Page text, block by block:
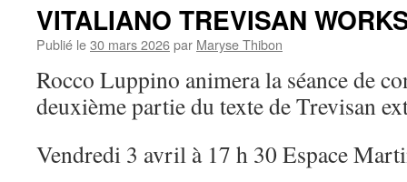
VITALIANO TREVISAN
Publié le30 mars 2026par Maryse Thibon
Rocco Luppino animera la séance de
deuxième partie du texte de Trevisan
Vendredi 3 avril à 17 h 30 Espace